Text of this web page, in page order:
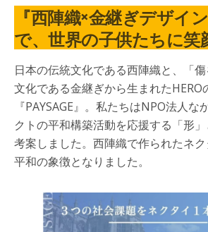
『西陣織×金継ぎデザイ
で、世界の子供たちに笑
日本の伝統文化である西陣織と、「傷
文化である金継ぎから生まれたHERO
『PAYSAGE』。私たちはNPO法人な
クトの平和構築活動を応援する「形
考案しました。西陣織で作られたネ
平和の象徴となりました。